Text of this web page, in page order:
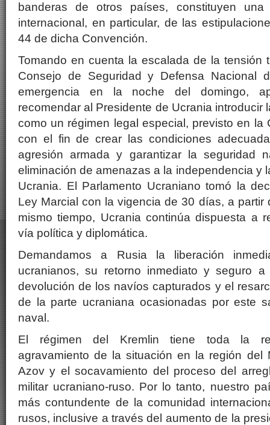
banderas de otros países, constituyen
internacional, en particular, de las
44 de dicha Convención.
Tomando en cuenta la escalada de la tensión
Consejo de Seguridad y Defensa Nacional
emergencia en la noche del domingo,
recomendar al Presidente de Ucrania introducir
como un régimen legal especial, previsto en la
con el fin de crear las condiciones
agresión armada y garantizar la seguridad
eliminación de amenazas a la independencia y
Ucrania. El Parlamento Ucraniano tomó la
Ley Marcial con la vigencia de 30 días, a partir
mismo tiempo, Ucrania continúa dispuesta a
vía política y diplomática.
Demandamos a Rusia la liberación
ucranianos, su retorno inmediato y seguro
devolución de los navíos capturados y el
de la parte ucraniana ocasionadas por este
naval.
El régimen del Kremlin tiene toda la
agravamiento de la situación en la región del
Azov y el socavamiento del proceso del
militar ucraniano-ruso. Por lo tanto, nuestro
más contundente de la comunidad
rusos, inclusive a través del aumento de la